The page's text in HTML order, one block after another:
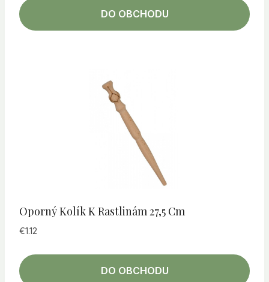
DO OBCHODU
Oporný Kolík K Rastlinám 27,5 Cm
€1.12
DO OBCHODU